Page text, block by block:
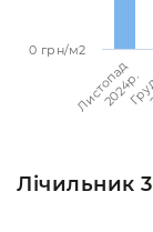
Листопад
2024p.
0 грн/м2
Лічильник